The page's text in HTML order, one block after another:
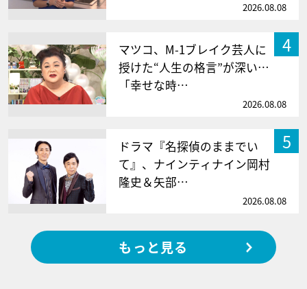
2026.08.08
4
マツコ、M-1ブレイク芸人に
授けた“人生の格言”が深い…
「幸せな時…
2026.08.08
5
ドラマ『名探偵のままでい
て』、ナインティナイン岡村
隆史＆矢部…
2026.08.08
もっと見る